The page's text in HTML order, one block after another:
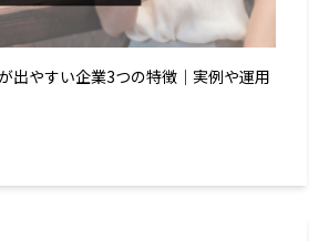
出やすい企業3つの特徴｜実例や運用